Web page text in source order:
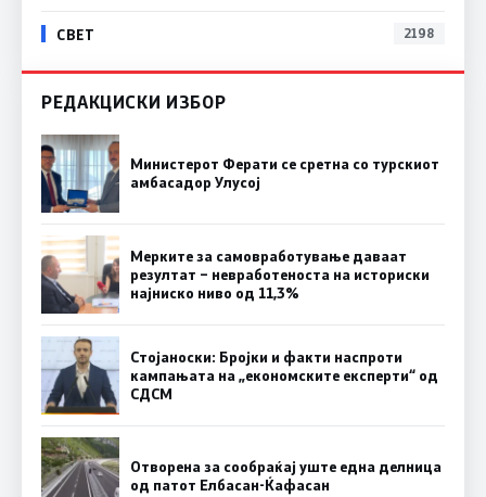
СВЕТ 2198
РЕДАКЦИСКИ ИЗБОР
Министерот Ферати се сретна со турскиот
амбасадор Улусој
Мерките за самовработување даваат
резултат – невработеноста на историски
најниско ниво од 11,3%
Стојаноски: Бројки и факти наспроти
кампањата на „економските експерти“ од
СДСM
Отворена за сообраќај уште една делница
од патот Елбасан-Ќафасан